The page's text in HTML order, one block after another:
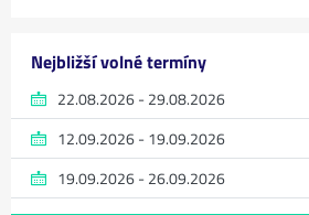
Nejbližší volné termíny
22.08.2026 - 29.08.2026
12.09.2026 - 19.09.2026
19.09.2026 - 26.09.2026